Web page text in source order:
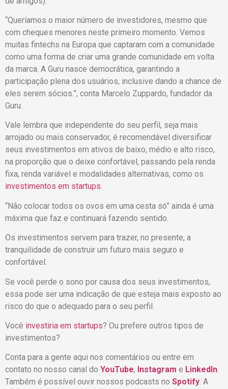
“Queríamos o maior número de investidores, mesmo que
com cheques menores neste primeiro momento. Vemos
muitas fintechs na Europa que captaram com a comunidade
como uma forma de criar uma grande comunidade em volta
da marca. A Guru nasce democrática, garantindo a
participação plena dos usuários, inclusive dando a chance de
eles serem sócios.”, conta Marcelo Zuppardo, fundador da
Guru.
Vale lembra que independente do seu perfil, seja mais
arrojado ou mais conservador, é recomendável diversificar
seus investimentos em ativos de baixo, médio e alto risco,
na proporção que o deixe confortável, passando pela renda
fixa, renda variável e modalidades alternativas, como os
investimentos em startups.
“Não colocar todos os ovos em uma cesta só” ainda é uma
máxima que faz e continuará fazendo sentido.
Os investimentos servem para trazer, no presente, a
tranquilidade de construir um futuro mais seguro e
confortável.
Se você perde o sono por causa dos seus investimentos,
essa pode ser uma indicação de que esteja mais exposto ao
risco do que o adequado para o seu perfil.
Você investiria em startups? Ou prefere outros tipos de
investimentos?
Conta para a gente aqui nos comentários ou entre em
contato no nosso canal do YouTube, Instagram e LinkedIn.
Também é possível ouvir nossos podcasts no Spotify. A